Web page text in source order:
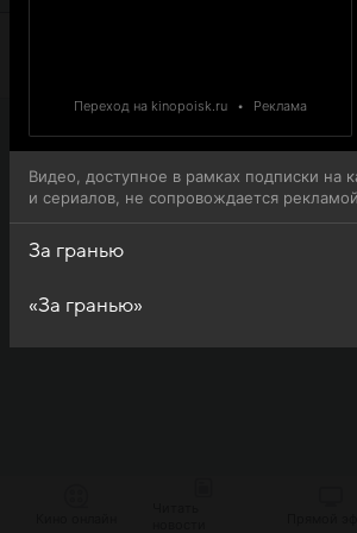
Переход на kinopoisk.ru • Реклама
Видео, доступное в рамках подписки на
и сериалов, не сопровождается
За гранью
«За гранью»